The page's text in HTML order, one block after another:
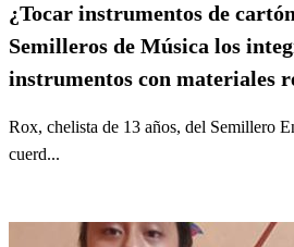
¿Tocar instrumentos de
Semilleros de Música los
instrumentos con materiales
Rox, chelista de 13 años, del Semillero
cuerd...